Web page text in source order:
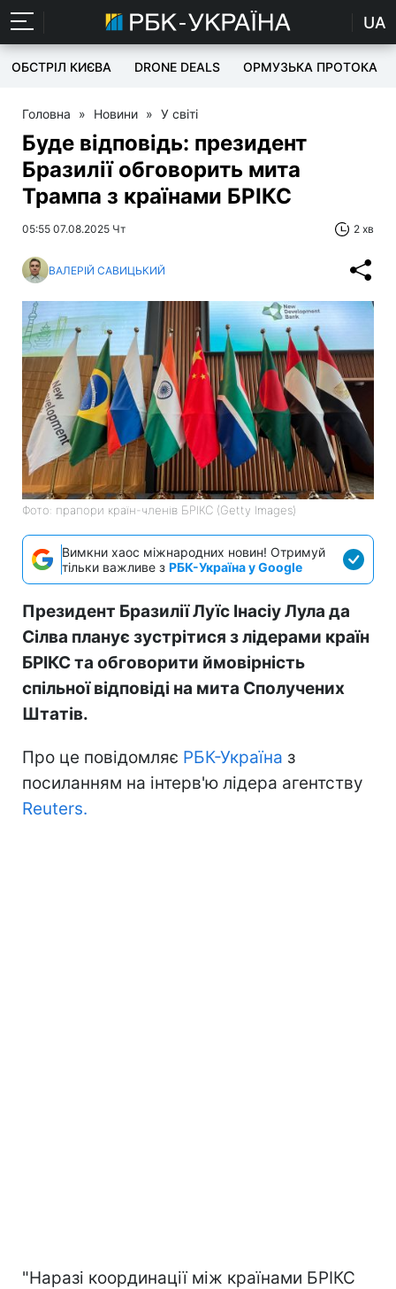
UA
ОБСТРІЛ КИЄВА DRONE DEALS ОРМУЗЬКА ПРОТОКА
Головна » Новини » У світі
Буде відповідь: президент
Бразилії обговорить мита
Трампа з країнами БРІКС
05:55 07.08.2025 Чт 2 хв
ВАЛЕРІЙ САВИЦЬКИЙ
Фото: прапори країн-членів БРІКС (Getty Images)
Вимкни хаос міжнародних новин! Отримуй
тільки важливе з РБК-Україна у Google
Президент Бразилії Луїс Інасіу Лула да
Сілва планує зустрітися з лідерами країн
БРІКС та обговорити ймовірність
спільної відповіді на мита Сполучених
Штатів.
Про це повідомляє РБК-Україна з
посиланням на інтерв'ю лідера агентству
Reuters.
"Наразі координації між країнами БРІКС